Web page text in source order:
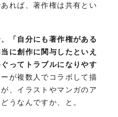
れば、著作権は共有とい
「自分にも著作権がある
に創作に関与したといえ
ってトラブルになりやす
が複数人でコラボして描
、イラストやマンガのア
うなんですか、と。